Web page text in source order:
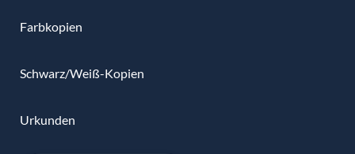
Farbkopien
Schwarz/Weiß-Kopien
Urkunden